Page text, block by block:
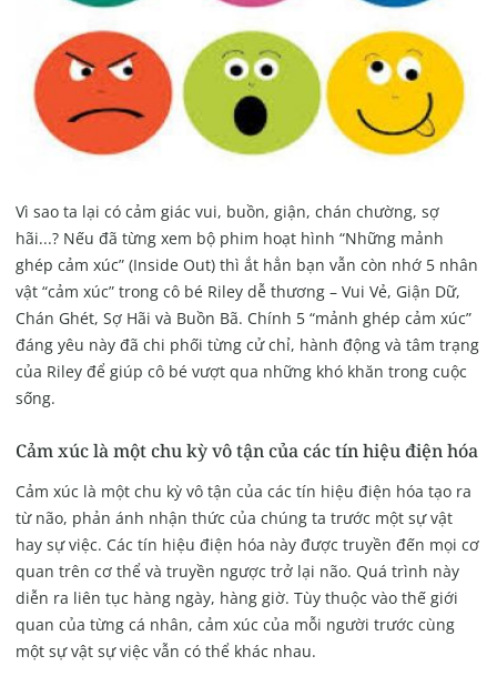
Vì sao ta lại có cảm giác vui, buồn, giận, chán chường, sợ
hãi...? Nếu đã từng xem bộ phim hoạt hình “Những mảnh
ghép cảm xúc” (Inside Out) thì ắt hẳn bạn vẫn còn nhớ 5 nhân
vật “cảm xúc” trong cô bé Riley dễ thương – Vui Vẻ, Giận Dữ,
Chán Ghét, Sợ Hãi và Buồn Bã. Chính 5 “mảnh ghép cảm xúc”
đáng yêu này đã chi phối từng cử chỉ, hành động và tâm trạng
của Riley để giúp cô bé vượt qua những khó khăn trong cuộc
sống.
Cảm xúc là một chu kỳ vô tận của các tín hiệu điện hóa
Cảm xúc là một chu kỳ vô tận của các tín hiệu điện hóa tạo ra
từ não, phản ánh nhận thức của chúng ta trước một sự vật
hay sự việc. Các tín hiệu điện hóa này được truyền đến mọi cơ
quan trên cơ thể và truyền ngược trở lại não. Quá trình này
diễn ra liên tục hàng ngày, hàng giờ. Tùy thuộc vào thế giới
quan của từng cá nhân, cảm xúc của mỗi người trước cùng
một sự vật sự việc vẫn có thể khác nhau.